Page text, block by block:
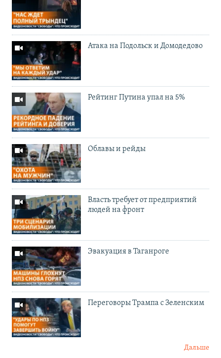
Атака на Подольск и Домодедово
Рейтинг Путина упал на 5%
Облавы и рейды
Власть требует от предприятий
людей на фронт
Эвакуация в Таганроге
Переговоры Трампа с Зеленским
Дальше